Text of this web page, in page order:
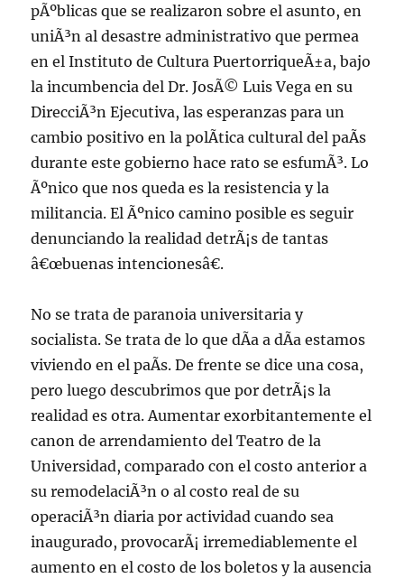
pÃºblicas que se realizaron sobre el asunto, en
uniÃ³n al desastre administrativo que permea
en el Instituto de Cultura PuertorriqueÃ±a, bajo
la incumbencia del Dr. JosÃ© Luis Vega en su
DirecciÃ³n Ejecutiva, las esperanzas para un
cambio positivo en la polÃ­tica cultural del paÃ­s
durante este gobierno hace rato se esfumÃ³. Lo
Ãºnico que nos queda es la resistencia y la
militancia. El Ãºnico camino posible es seguir
denunciando la realidad detrÃ¡s de tantas
â€œbuenas intencionesâ€.
No se trata de paranoia universitaria y
socialista. Se trata de lo que dÃ­a a dÃ­a estamos
viviendo en el paÃ­s. De frente se dice una cosa,
pero luego descubrimos que por detrÃ¡s la
realidad es otra. Aumentar exorbitantemente el
canon de arrendamiento del Teatro de la
Universidad, comparado con el costo anterior a
su remodelaciÃ³n o al costo real de su
operaciÃ³n diaria por actividad cuando sea
inaugurado, provocarÃ¡ irremediablemente el
aumento en el costo de los boletos y la ausencia